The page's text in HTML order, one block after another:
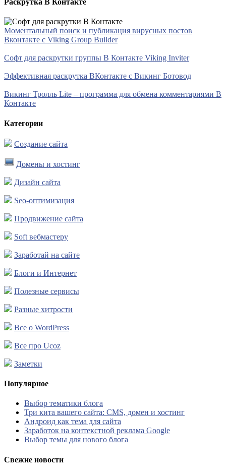
Раскрутка В Контакте
Моментальный поиск и публикация вирусных постов
Вконтакте с Viking Group Builder
Софт для раскрутки группы В Контакте Viking Inviter
Эффективная раскрутка ВКонтакте с Викинг Ботовод
Викинг Тролль Lite – программа для обмена комментариями В
Контакте
Категории
Создание сайта
Домены и хостинг
Дизайн сайта
Seo-оптимизация
Продвижение сайта
Soft вебмастеру
Заработай на сайте
Блоги и Интернет
Полезные сервисы
Разные хитрости
Все о WordPress
Все про Ucoz
Заметки
Популярное
Выбор тематики блога
Три кита вашего сайта: CMS, домен и хостинг
Андроид как тема для сайта
Заработок на контекстной реклама Google
Выбор темы для нового блога
Свежие новости